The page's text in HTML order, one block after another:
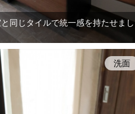
同じタイルで統一感を持たせまし
洗面